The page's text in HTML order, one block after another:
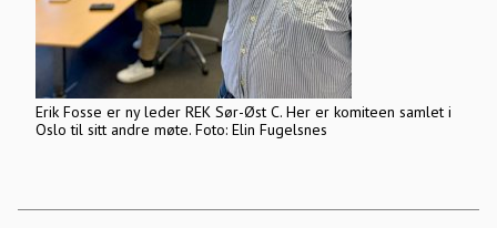
Erik Fosse er ny leder REK Sør-Øst C. Her er komiteen samlet i
Oslo til sitt andre møte. Foto: Elin Fugelsnes